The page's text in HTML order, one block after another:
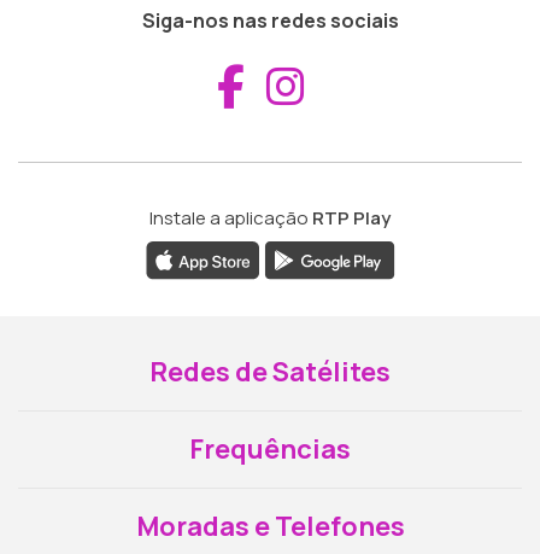
Siga-nos nas redes sociais
Aceder ao
Instale a aplicação RTP Play
Redes de Satélites
Frequências
Moradas e Telefones